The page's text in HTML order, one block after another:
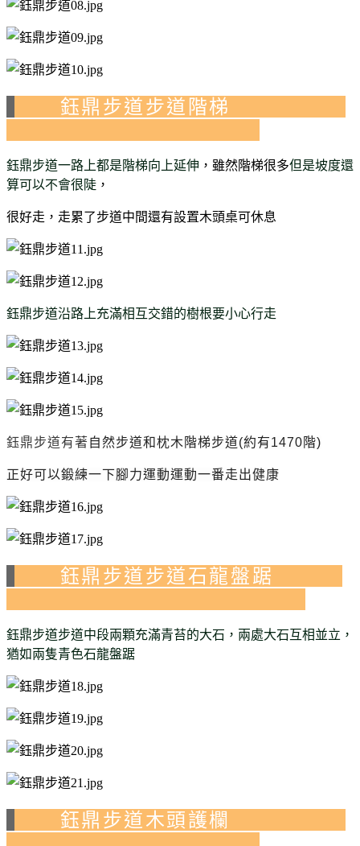
鈺鼎步道步道階梯
鈺鼎步道一路上都是階梯向上延伸 ，雖然階梯很多但是坡度還
算可以不會很陡 ，
很好走，走累了步道中間還有設置木頭桌可休息
鈺鼎步道沿路上充滿相互交錯的樹根要小心行走
鈺鼎步道有著 自然步道和枕木階梯步道(約有1470階)
正好可以鍛練一下腳力運動運動一番走出健康
鈺鼎步道步道石龍盤踞
鈺鼎步道步道中段兩顆充滿青苔的大石，兩處大石互相並立，
猶如兩隻青色石龍盤踞
鈺鼎步道木頭護欄